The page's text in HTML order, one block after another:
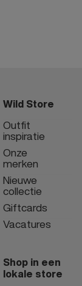
Wild Store
Outfit
inspiratie
Onze
merken
Nieuwe
collectie
Giftcards
Vacatures
Shop in een
lokale store